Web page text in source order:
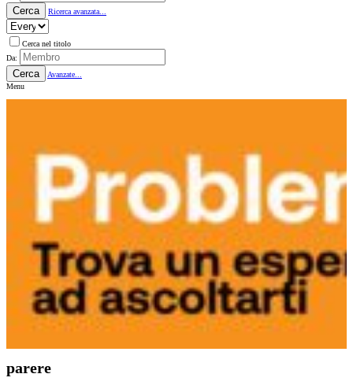
Cerca Ricerca avanzata...
Cerca nel titolo
Da:
Cerca
Avanzate...
Menu
parere